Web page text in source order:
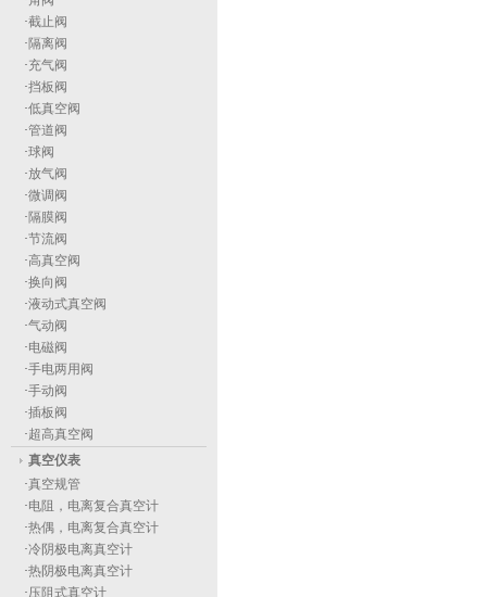
·截止阀
· 隔离阀
·充气阀
·挡板阀
·低真空阀
·管道阀
·球阀
·放气阀
·微调阀
· 隔膜阀
·节流阀
·高真空阀
·换向阀
·液动式真空阀
·气动阀
·电磁阀
·手电两用阀
·手动阀
·插板阀
·超高真空阀
真空仪表
·真空规管
·电阻，电离复合真空计
·热偶，电离复合真空计
·冷阴极电离真空计
·热阴极电离真空计
·压阻式真空计